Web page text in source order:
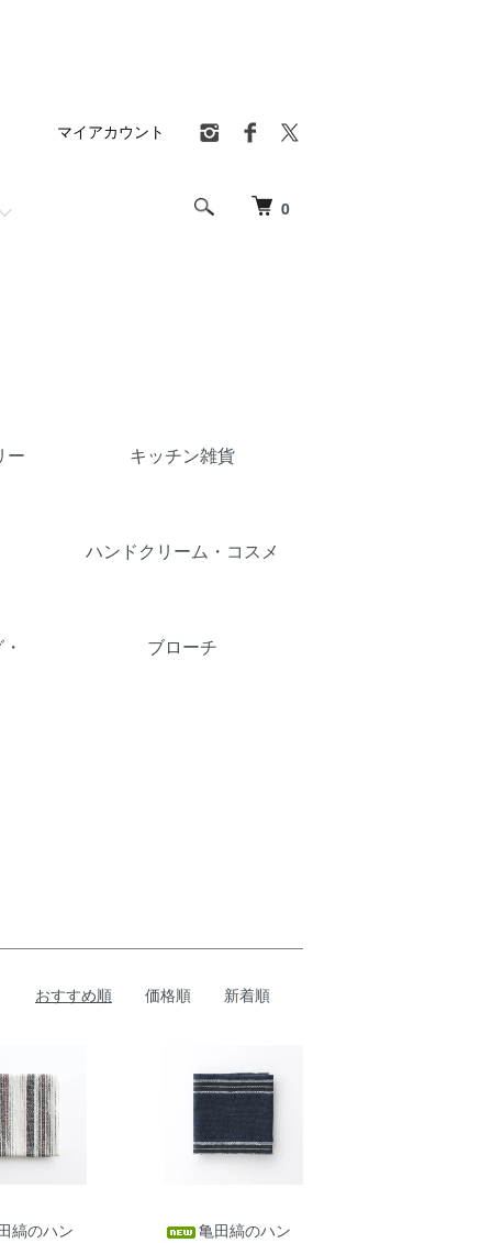
0
マイアカウント
ー キッチン雑貨
ハンドクリーム・コスメ
ブローチ
おすすめ順 価格順 新着順
縞のハン
亀田縞のハン